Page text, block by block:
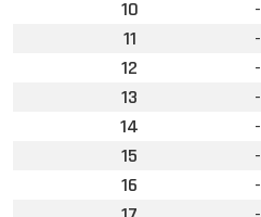
10
-
11
-
12
-
13
-
14
-
15
-
16
-